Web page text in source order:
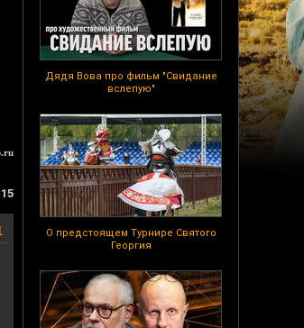
Дядя Вова про фильм "Свидание
вслепую"
О предстоящем Турнире Святого
Георгия